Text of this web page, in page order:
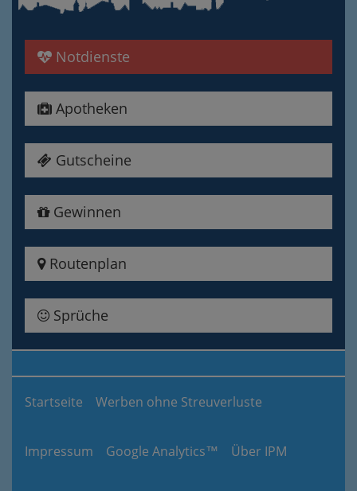
Notdienste
Apotheken
Gutscheine
Gewinnen
Routenplan
Sprüche
Startseite Werben ohne Streuverluste
Impressum Google Analytics™ Über IPM